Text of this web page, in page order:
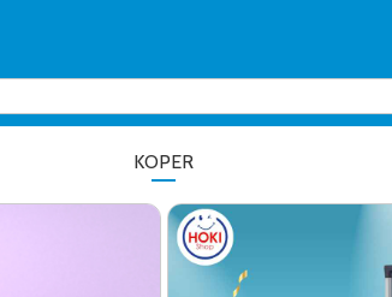
KOPER